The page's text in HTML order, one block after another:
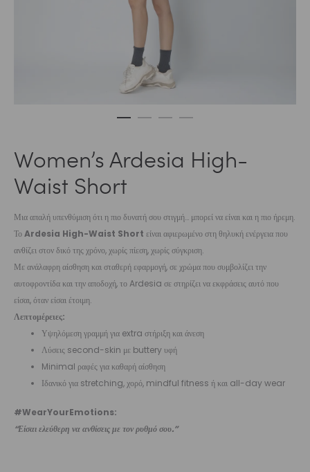
Women’s Ardesia High-
Waist Short
Μια απαλή υπενθύμιση ότι η πιο δυνατή σου στιγμή… μπορεί να είναι και η πιο ήρεμη.
ΤοArdesia High-Waist Short είναι αφιερωμένο στη θηλυκή ενέργεια που
ανθίζει στον δικό της χρόνο, χωρίς πίεση, χωρίς σύγκριση.
Με ανάλαφρη αίσθηση και σταθερή εφαρμογή, σε χρώμα που συμβολίζει την
αυτοφροντίδα και την αποδοχή, το Ardesia σε στηρίζει να εκφράσεις αυτό που
είσαι, όταν είσαι έτοιμη.
Λεπτομέρειες:
Υψηλόμεση γραμμή για extra στήριξη και άνεση
Λύσεις second-skin με buttery υφή
Minimal ραφές για καθαρή αίσθηση
Ιδανικό για stretching, χορό, mindful fitness ή και all-day wear
#WearYourEmotions:
“Είσαι ελεύθερη να ανθίσεις με τον ρυθμό σου.”